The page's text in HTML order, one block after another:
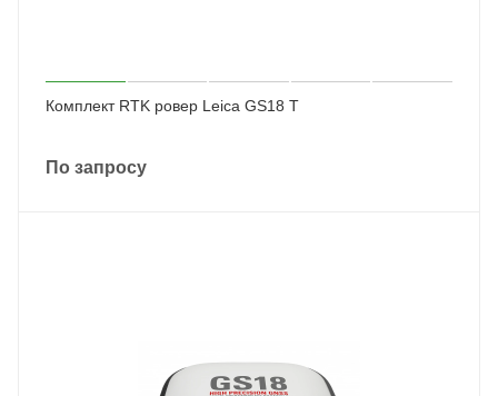
Комплект RTK ровер Leica GS18 T
По запросу